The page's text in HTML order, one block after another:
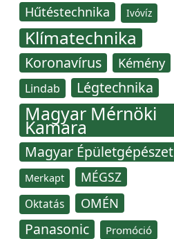
Hűtéstechnika Ivóvíz
Klímatechnika
Koronavírus Kémény
Lindab Légtechnika
Magyar Mérnöki
Kamara
Magyar Épületgépészet
Merkapt MÉGSZ
Oktatás OMÉN
Panasonic Promóció